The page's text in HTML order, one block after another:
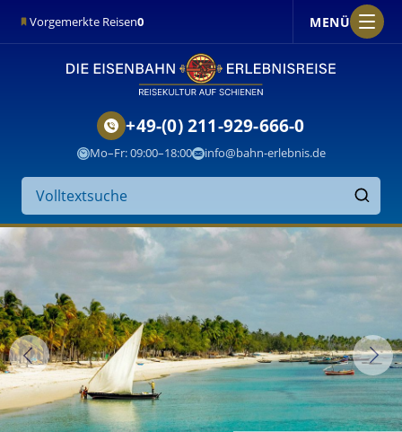
Vorgemerkte Reisen0 MENÜ
Suche
auf
der
Website
Finden
+49-(0) 211-929-666-0
Mo–Fr: 09:00–18:00 info@bahn-erlebnis.de